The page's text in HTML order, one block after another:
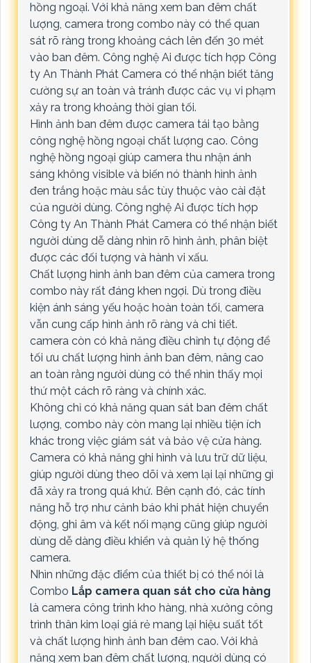
hồng ngoại. Với khả năng xem ban đêm chất
lượng, camera trong combo này có thể quan
sát rõ ràng trong khoảng cách lên đến 30 mét
vào ban đêm. Công nghệ Ai được tích hợp Công
ty An Thành Phát Camera có thể nhận biết tăng
cường sự an toàn và tránh được các vụ vi phạm
xảy ra trong khoảng thời gian tối.
Hình ảnh ban đêm được camera tái tạo bằng
công nghệ hồng ngoại chất lượng cao. Công
nghệ hồng ngoại giúp camera thu nhận ánh
sáng không visible và biến nó thành hình ảnh
đen trắng hoặc màu sắc tùy thuộc vào cài đặt
của người dùng. Công nghệ Ai được tích hợp
Công ty An Thành Phát Camera có thể nhận biết
người dùng dễ dàng nhìn rõ hình ảnh, phân biệt
được các đối tượng và hành vi xấu.
Chất lượng hình ảnh ban đêm của camera trong
combo này rất đáng khen ngợi. Dù trong điều
kiện ánh sáng yếu hoặc hoàn toàn tối, camera
vẫn cung cấp hình ảnh rõ ràng và chi tiết.
camera còn có khả năng điều chỉnh tự động để
tối ưu chất lượng hình ảnh ban đêm, nâng cao
an toàn rằng người dùng có thể nhìn thấy mọi
thứ một cách rõ ràng và chính xác.
Không chỉ có khả năng quan sát ban đêm chất
lượng, combo này còn mang lại nhiều tiện ích
khác trong việc giám sát và bảo vệ cửa hàng.
Camera có khả năng ghi hình và lưu trữ dữ liệu,
giúp người dùng theo dõi và xem lại lại những gì
đã xảy ra trong quá khứ. Bên cạnh đó, các tính
năng hỗ trợ như cảnh báo khi phát hiện chuyển
động, ghi âm và kết nối mạng cũng giúp người
dùng dễ dàng điều khiển và quản lý hệ thống
camera.
Nhìn những đặc điểm của thiết bị có thể nói là
Combo Lắp camera quan sát cho cửa hàng
là camera công trình kho hàng, nhà xưởng công
trình thân kim loại giá rẻ mang lại hiệu suất tốt
và chất lượng hình ảnh ban đêm cao. Với khả
năng xem ban đêm chất lượng, người dùng có